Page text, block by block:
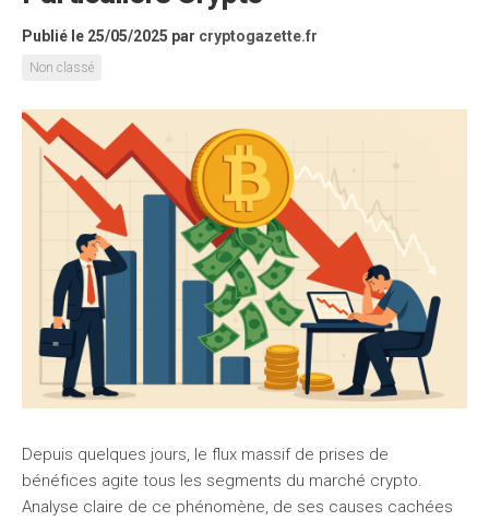
Publié le 25/05/2025 par cryptogazette.fr
Non classé
Depuis quelques jours, le flux massif de prises de
bénéfices agite tous les segments du marché crypto.
Analyse claire de ce phénomène, de ses causes cachées